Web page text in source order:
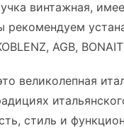
винтажная,
рекомендуем
AGB,
великолепная
стиль и